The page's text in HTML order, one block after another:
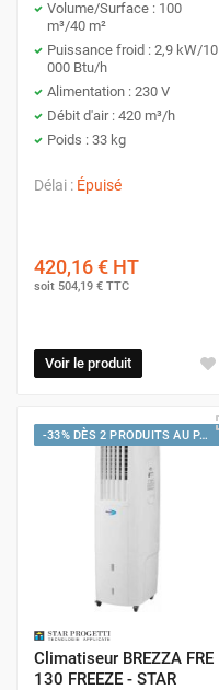
Volume/Surface : 100
m³/40 m²
Puissance froid : 2,9 kW/10
000 Btu/h
Alimentation : 230 V
Débit d'air : 420 m³/h
Poids : 33 kg
Délai : Épuisé
420,16 € HT
soit 504,19 € TTC
Voir le produit
-33% DÈS 2 PRODUITS AU PANIER
Climatiseur BREZZA FRE
130 FREEZE - STAR